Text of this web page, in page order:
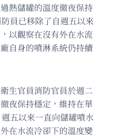
熱儲罐的溫度徹夜保持
員已移除了自週五以來
以觀察在沒有外在水流
自身的噴淋系統仍持續
生官員消防官員於週二
夜保持穩定，維持在華
五以來一直向儲罐噴水
在水流冷卻下的溫度變